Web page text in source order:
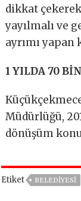
dikkat
yayılmalı ve
ayrımı yapan
1 YILDA 70
Müdürlüğü,
dönüşüm
Etiket BELEDİYESİ